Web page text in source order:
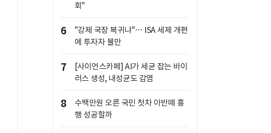
회"
6
"강제 국장 복귀냐"… ISA 세제 개편
에 투자자 불만
7
[사이언스카페] AI가 세균 잡는 바이
러스 생성, 내성균도 감염
8
수백만원 오른 국민 첫차 아반떼 흥
행 성공할까